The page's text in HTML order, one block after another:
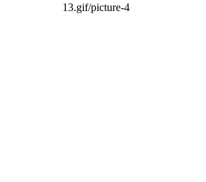
13.gif/picture-4